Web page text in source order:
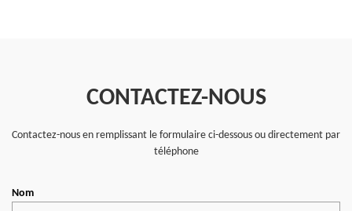
CONTACTEZ-NOUS
Contactez-nous en remplissant le formulaire ci-dessous ou directement par
téléphone
Nom